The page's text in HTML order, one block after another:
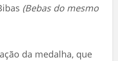
(Bebas do mesmo
da medalha, que